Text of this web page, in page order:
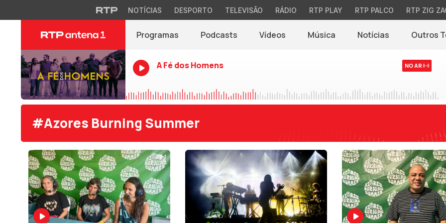
NOTÍCIAS DESPORTO TELEVISÃO RÁDIO RTP PLAY RTP PALCO RTP ZIG
Programas Podcasts Vídeos Música Notícias(abre em nova
Outros
A Fé dos Homens NO AR
#Azores Burning Summer